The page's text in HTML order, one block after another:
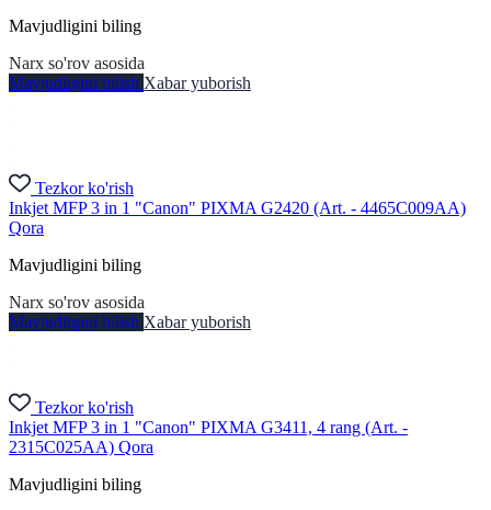
Mavjudligini biling
Narx so'rov asosida
Mavjudligini bilish Xabar yuborish
Tezkor ko'rish
Inkjet MFP 3 in 1 "Canon" PIXMA G2420 (Art. - 4465C009AA)
Qora
Mavjudligini biling
Narx so'rov asosida
Mavjudligini bilish Xabar yuborish
Tezkor ko'rish
Inkjet MFP 3 in 1 "Canon" PIXMA G3411, 4 rang (Art. -
2315C025AA) Qora
Mavjudligini biling